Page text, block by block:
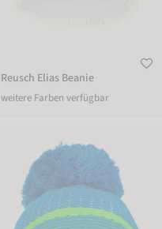
Reusch Elias Beanie
weitere Farben verfügbar